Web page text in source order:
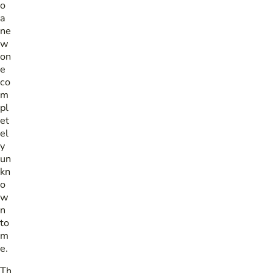
o
a
ne
w
on
e
co
m
pl
et
el
y
un
kn
o
w
n
to
m
e.